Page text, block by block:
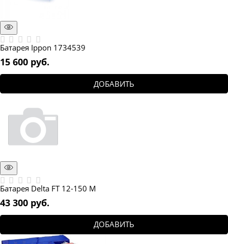
Батарея Ippon 1734539
15 600 руб.
ДОБАВИТЬ
Батарея Delta FT 12-150 M
43 300 руб.
ДОБАВИТЬ